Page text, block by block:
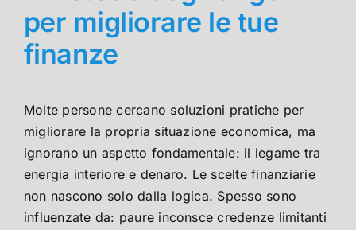
per migliorare le tue
finanze
Molte persone cercano soluzioni pratiche per
migliorare la propria situazione economica, ma
ignorano un aspetto fondamentale: il legame tra
energia interiore e denaro. Le scelte finanziarie
non nascono solo dalla logica. Spesso sono
influenzate da: paure inconsce credenze limitanti